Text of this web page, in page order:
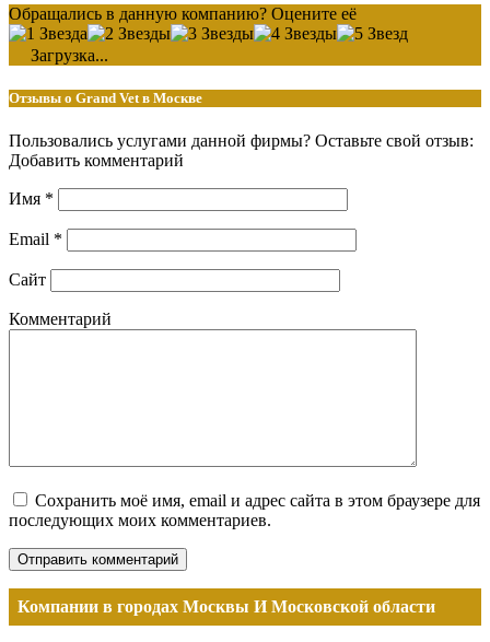
Обращались в данную компанию? Оцените её
Загрузка...
Отзывы о Grand Vet в Москве
Пользовались услугами данной фирмы? Оставьте свой отзыв:
Добавить комментарий
Имя *
Email *
Сайт
Комментарий
Сохранить моё имя, email и адрес сайта в этом браузере для
последующих моих комментариев.
Компании в городах Москвы И Московской области